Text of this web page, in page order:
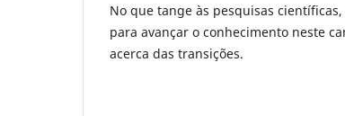
No que tange às pesquisas
para avançar o conhecimento neste
acerca das transições.